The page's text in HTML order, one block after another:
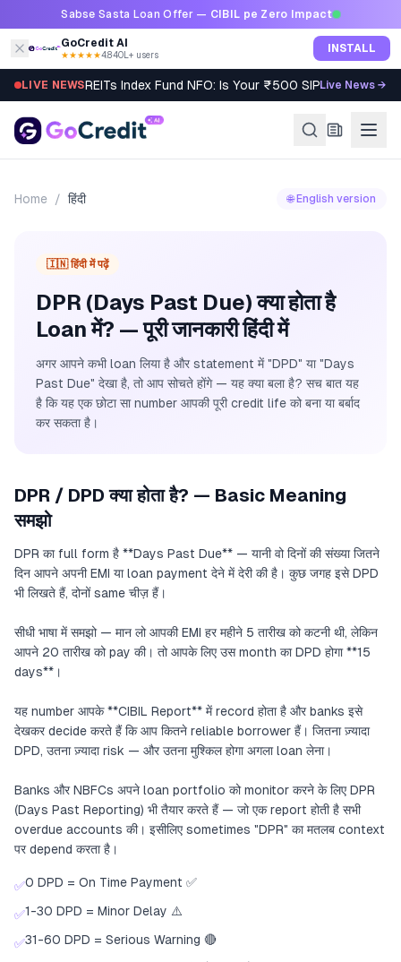
Skip to contentSabse Sasta Loan Offer — CIBIL pe Zero Impact
GoCredit AI
★★★★★4.8·40L+ users INSTALL
LIVE NEWSREITs Index Fund NFO: Is Your ₹500 SIP Worth It?
Live News →
Home / हिंदी 🌐 English version
🇮🇳 हिंदी में पढ़ें
DPR (Days Past Due) क्या होता है
Loan में? — पूरी जानकारी हिंदी में
अगर आपने कभी loan लिया है और statement में "DPD" या "Days
Past Due" देखा है, तो आप सोचते होंगे — यह क्या बला है? सच बात यह
है कि यह एक छोटा सा number आपकी पूरी credit life को बना या बर्बाद
कर सकता है।
DPR / DPD क्या होता है? — Basic Meaning
समझो
DPR का full form है **Days Past Due** — यानी वो दिनों की संख्या जितने
दिन आपने अपनी EMI या loan payment देने में देरी की है। कुछ जगह इसे DPD
भी लिखते हैं, दोनों same चीज़ हैं।
सीधी भाषा में समझो — मान लो आपकी EMI हर महीने 5 तारीख को कटनी थी, लेकिन
आपने 20 तारीख को pay की। तो आपके लिए उस month का DPD होगा **15
days**।
यह number आपके **CIBIL Report** में record होता है और banks इसे
देखकर decide करते हैं कि आप कितने reliable borrower हैं। जितना ज़्यादा
DPD, उतना ज़्यादा risk — और उतना मुश्किल होगा अगला loan लेना।
Banks और NBFCs अपने loan portfolio को monitor करने के लिए DPR
(Days Past Reporting) भी तैयार करते हैं — जो एक report होती है सभी
overdue accounts की। इसीलिए sometimes "DPR" का मतलब context
पर depend करता है।
✅0 DPD = On Time Payment ✅
✅1-30 DPD = Minor Delay ⚠️
✅31-60 DPD = Serious Warning 🔴